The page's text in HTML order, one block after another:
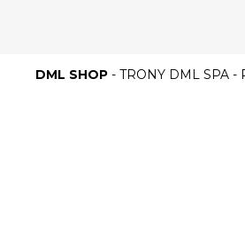
DML SHOP - TRONY DML SPA -